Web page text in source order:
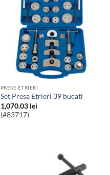
PRESE ETRIERI
Set Presa Etrieri 39 bucati
1,070.03 lei
(#83717)